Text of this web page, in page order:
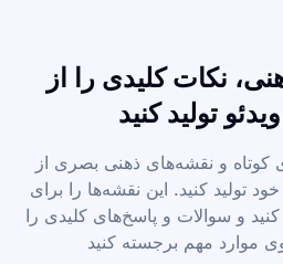
نکات کلیدی را از
کوتاه و نقشه‌های ذهنی بصری از
تولید کنید. این نقشه‌ها را برای
و سوالات و پاسخ‌های کلیدی را